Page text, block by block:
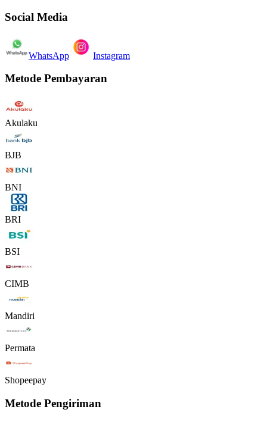
Social Media
WhatsApp Instagram
Metode Pembayaran
Akulaku
BJB
BNI
BRI
BSI
CIMB
Mandiri
Permata
Shopeepay
Metode Pengiriman